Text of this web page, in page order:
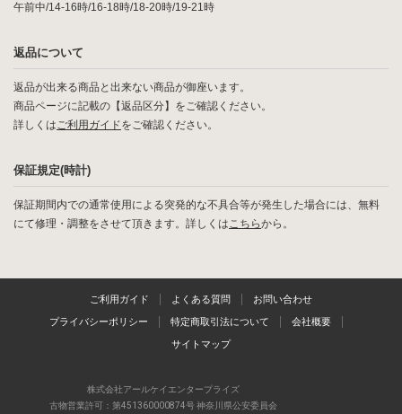
午前中/14-16時/16-18時/18-20時/19-21時
返品について
返品が出来る商品と出来ない商品が御座います。
商品ページに記載の【返品区分】をご確認ください。
詳しくはご利用ガイドをご確認ください。
保証規定(時計)
保証期間内での通常使用による突発的な不具合等が発生した場合には、無料
にて修理・調整をさせて頂きます。詳しくはこちらから。
ご利用ガイド よくある質問 お問い合わせ
プライバシーポリシー 特定商取引法について 会社概要
サイトマップ
株式会社アールケイエンタープライズ
古物営業許可：第451360000874号 神奈川県公安委員会